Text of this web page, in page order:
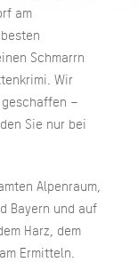
am
Schmarrn
Wir
–
Sie nur bei
Alpenraum,
Bayern und auf
Harz, dem
Ermitteln.